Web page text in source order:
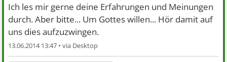
Ich les mir gerne deine Erfahrungen und Meinungen
durch. Aber bitte... Um Gottes willen... Hör damit auf
uns dies aufzuzwingen.
13.06.2014 13:47 •